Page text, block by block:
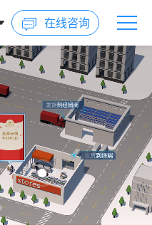
在线咨询